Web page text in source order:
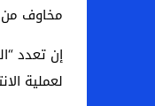
مخاوف من
إن تعدد
لعملية